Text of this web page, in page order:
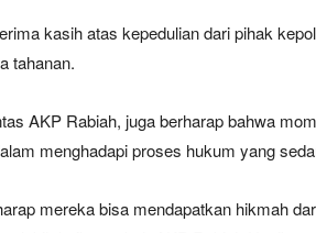
kasih atas kepedulian dari pihak
tahanan.
AKP Rabiah, juga berharap bahwa
menghadapi proses hukum yang
mereka bisa mendapatkan hikmah